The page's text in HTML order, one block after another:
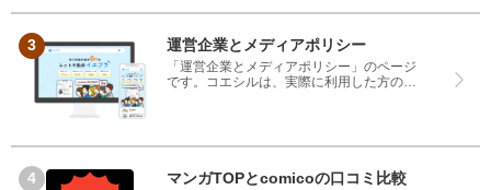
て、iPhone修理工房とiCrackedのどちらを
運営企業とメディアポリシー
「運営企業とメディアポリシー」のページ
です。コエシルは、実際に利用した方の口
なく、悪い口コミもしっかり掲載している
さい。
マンガTOPとcomicoの口コミ比較